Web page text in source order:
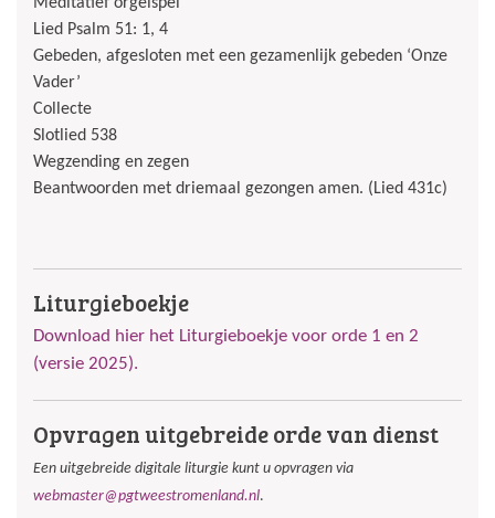
Meditatief orgelspel
Lied Psalm 51: 1, 4
Gebeden, afgesloten met een gezamenlijk gebeden ‘Onze
Vader’
Collecte
Slotlied 538
Wegzending en zegen
Beantwoorden met driemaal gezongen amen. (Lied 431c)
Liturgieboekje
Download hier het Liturgieboekje voor orde 1 en 2
(versie 2025).
Opvragen uitgebreide orde van dienst
Een uitgebreide digitale liturgie kunt u opvragen via
webmaster@pgtweestromenland.nl.